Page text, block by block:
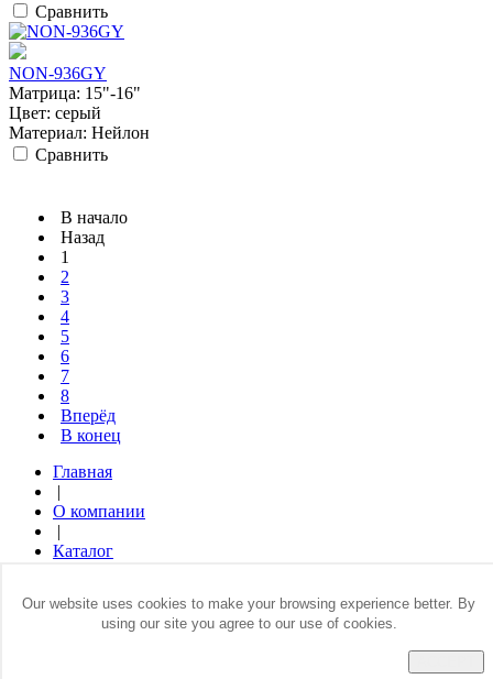
Сравнить
NON-936GY
Матрица: 15"-16"
Цвет: серый
Материал: Нейлон
Сравнить
В начало
Назад
1
2
3
4
5
6
7
8
Вперёд
В конец
Главная
|
О компании
|
Каталог
|
Контакты
Our website uses cookies to make your browsing experience better. By
using our site you agree to our use of cookies.